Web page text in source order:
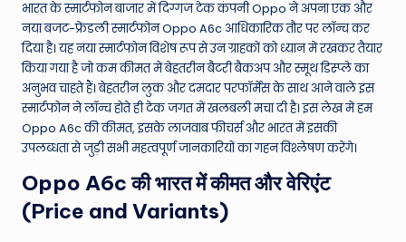
w
s
A
ro
u
d
T
भारत के स्मार्टफोन बाजार में दिग्गज टेक कंपनी Oppo ने अपना एक और
नया बजट-फ्रेंडली स्मार्टफोन Oppo A6c आधिकारिक तौर पर लॉन्च कर
दिया है।यह नया स्मार्टफोन विशेष रूप से उन ग्राहकों को ध्यान में रखकर तैयार
किया गया है जो कम कीमत में बेहतरीन बैटरी बैकअप और स्मूथ डिस्प्ले का
अनुभव चाहते हैं। बेहतरीन लुक और दमदार परफॉर्मेंस के साथ आने वाले इस
स्मार्टफोन ने लॉन्च होते ही टेक जगत में खलबली मचा दी है। इस लेख में हम
Oppo A6c की कीमत, इसके लाजवाब फीचर्स और भारत में इसकी
उपलब्धता से जुड़ी सभी महत्वपूर्ण जानकारियों का गहन विश्लेषण करेंगे।
Oppo A6c की भारत में कीमत और वेरिएंट
(Price and Variants)